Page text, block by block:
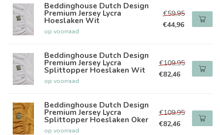
Beddinghouse Dutch Design
Premium Jersey Lycra
Hoeslaken Wit
op voorraad
€59,95
€44,96
Beddinghouse Dutch Design
Premium Jersey Lycra
Splittopper Hoeslaken Wit
op voorraad
€109,95
€82,46
Beddinghouse Dutch Design
Premium Jersey Lycra
Splittopper Hoeslaken Oker
op voorraad
€109,95
€82,46